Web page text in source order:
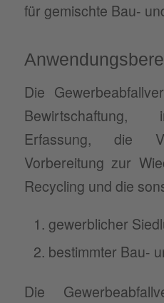
für gemischte Bau-
Die
Bewirtschaftung,
Erfassung, die
Vorbereitung zur
Recycling und die
gewerblicher
bestimmter Bau-
Die